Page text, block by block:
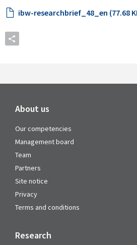
ibw-researchbrief_48_en (77.68
About us
Our competencies
Management board
Team
Partners
Site notice
Privacy
Terms and conditions
Research